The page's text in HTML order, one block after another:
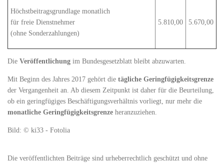
Höchstbeitragsgrundlage monatlich
für freie Dienstnehmer
(ohne Sonderzahlungen)
5.810,00 5.670,00
Die Veröffentlichung im Bundesgesetzblatt bleibt abzuwarten.
Mit Beginn des Jahres 2017 gehört die tägliche Geringfügigkeitsgrenze
der Vergangenheit an. Ab diesem Zeitpunkt ist daher für die Beurteilung,
ob ein geringfügiges Beschäftigungsverhältnis vorliegt, nur mehr die
monatliche Geringfügigkeitsgrenze heranzuziehen.
Bild: © ki33 - Fotolia
Die veröffentlichten Beiträge sind urheberrechtlich geschützt und ohne